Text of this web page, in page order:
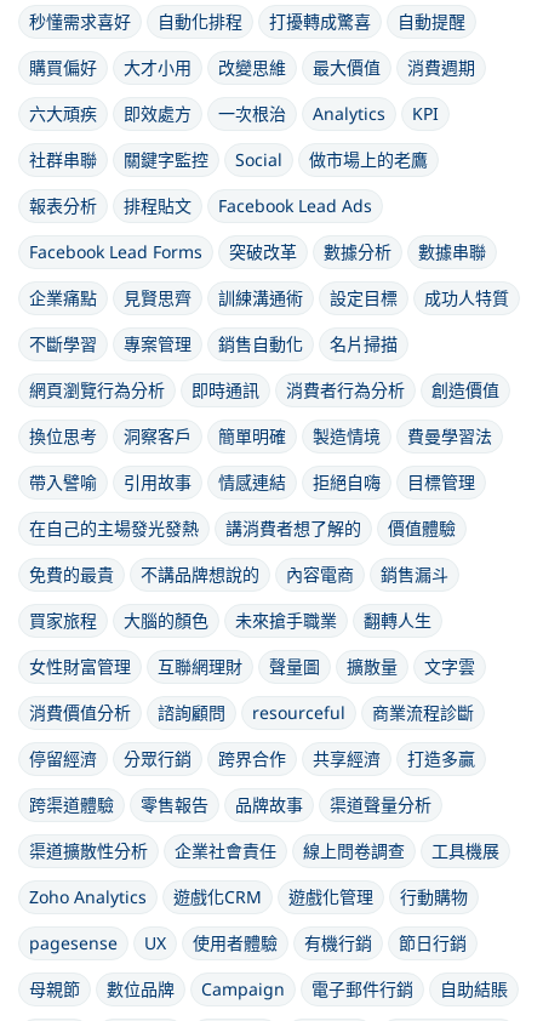
秒懂需求喜好
自動化排程 打擾轉成驚喜
自動提醒
購買偏好
大才小用 改變思維 最大價值
消費週期
六大頑疾
即效處方 一次根治 Analytics
KPI
社群串聯
關鍵字監控 Social
做市場上的老鷹
報表分析
排程貼文
Facebook Lead Ads
Facebook Lead Forms
突破改革 數據分析
數據串聯
企業痛點
見賢思齊 訓練溝通術 設定目標
成功人特質
不斷學習
專案管理 銷售自動化
名片掃描
網頁瀏覽行為分析
即時通訊 消費者行為分析
創造價值
換位思考
洞察客戶 簡單明確 製造情境
費曼學習法
帶入譬喻
引用故事 情感連結 拒絕自嗨
目標管理
在自己的主場發光發熱
講消費者想了解的
價值體驗
免費的最貴
不講品牌想說的 內容電商
銷售漏斗
買家旅程
大腦的顏色 未來搶手職業
翻轉人生
女性財富管理
互聯網理財 聲量圖 擴散量
文字雲
消費價值分析
諮詢顧問 resourceful
商業流程診斷
停留經濟
分眾行銷 跨界合作 共享經濟
打造多贏
跨渠道體驗
零售報告 品牌故事
渠道聲量分析
渠道擴散性分析
企業社會責任 線上問卷調查
工具機展
Zoho Analytics
遊戲化CRM 遊戲化管理
行動購物
pagesense
UX 使用者體驗 有機行銷
節日行銷
母親節
數位品牌 Campaign 電子郵件行銷
自助結賬